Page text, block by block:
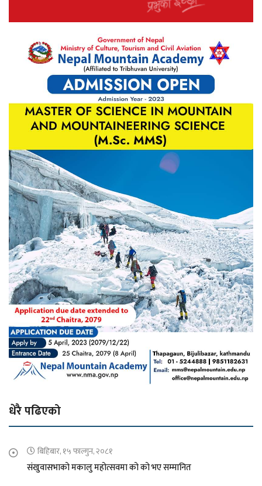
धेरै पढिएको
बिहिबार, १५ फाल्गुन, २०८१
संखुवासभाको मकालु महोत्सवमा को को भए सम्मानित